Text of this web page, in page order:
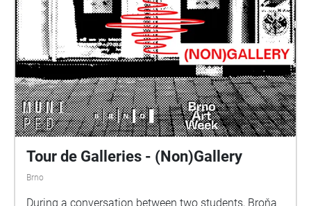
Tour de Galleries - (Non)Gallery
Brno
During a conversation between two students, Broňa